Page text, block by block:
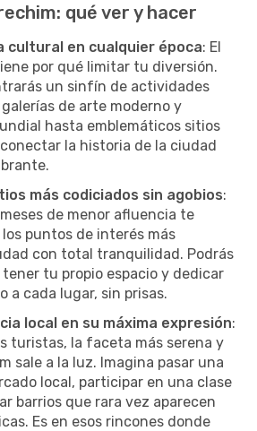
qué ver y hacer
cultural en cualquier época: El
por qué limitar tu diversión.
un sinfín de actividades
de arte moderno y
hasta emblemáticos sitios
la historia de la ciudad
más codiciados sin agobios:
de menor afluencia te
puntos de interés más
con total tranquilidad. Podrás
tu propio espacio y dedicar
a cada lugar, sin prisas.
local en su máxima expresión:
turistas, la faceta más serena y
sale a la luz. Imagina pasar una
local, participar en una clase
barrios que rara vez aparecen
Es en esos rincones donde